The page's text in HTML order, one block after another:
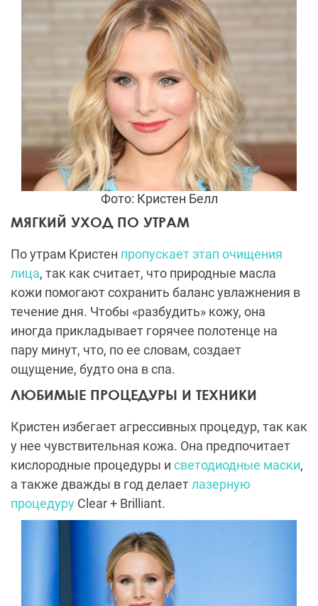
Фото: Кристен Белл
МЯГКИЙ УХОД ПО УТРАМ
По утрам Кристен пропускает этап очищения
лица, так как считает, что природные масла
кожи помогают сохранить баланс увлажнения в
течение дня. Чтобы «разбудить» кожу, она
иногда прикладывает горячее полотенце на
пару минут, что, по ее словам, создает
ощущение, будто она в спа.
ЛЮБИМЫЕ ПРОЦЕДУРЫ И ТЕХНИКИ
Кристен избегает агрессивных процедур, так как
у нее чувствительная кожа. Она предпочитает
кислородные процедуры и светодиодные маски,
а также дважды в год делаетлазерную
процедуру Clear + Brilliant.